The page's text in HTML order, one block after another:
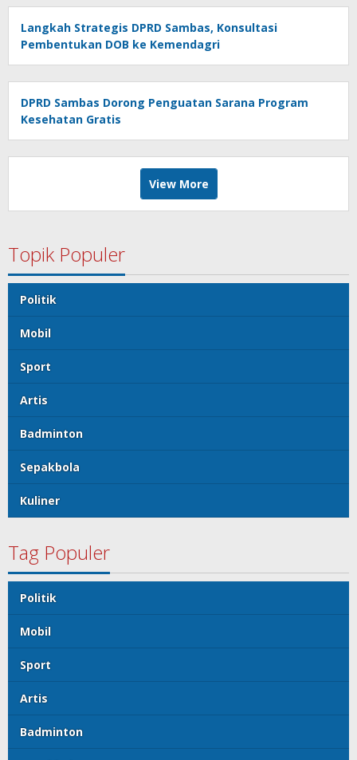
Langkah Strategis DPRD Sambas, Konsultasi
Pembentukan DOB ke Kemendagri
DPRD Sambas Dorong Penguatan Sarana Program
Kesehatan Gratis
View More
Topik Populer
Politik
Mobil
Sport
Artis
Badminton
Sepakbola
Kuliner
Tag Populer
Politik
Mobil
Sport
Artis
Badminton